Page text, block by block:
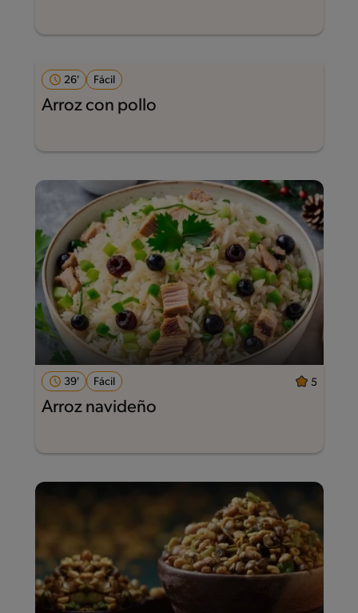
26' Fácil
Arroz con pollo
39' Fácil 5
Arroz navideño